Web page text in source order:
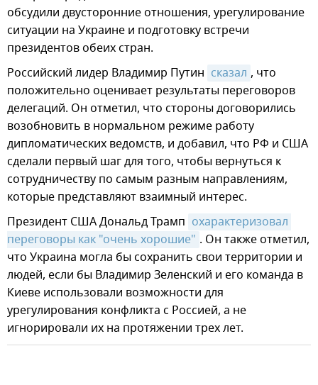
обсудили двусторонние отношения, урегулирование
ситуации на Украине и подготовку встречи
президентов обеих стран.
Российский лидер Владимир Путин сказал , что
положительно оценивает результаты переговоров
делегаций. Он отметил, что стороны договорились
возобновить в нормальном режиме работу
дипломатических ведомств, и добавил, что РФ и США
сделали первый шаг для того, чтобы вернуться к
сотрудничеству по самым разным направлениям,
которые представляют взаимный интерес.
Президент США Дональд Трамп охарактеризовал
переговоры как "очень хорошие" . Он также отметил,
что Украина могла бы сохранить свои территории и
людей, если бы Владимир Зеленский и его команда в
Киеве использовали возможности для
урегулирования конфликта с Россией, а не
игнорировали их на протяжении трех лет.